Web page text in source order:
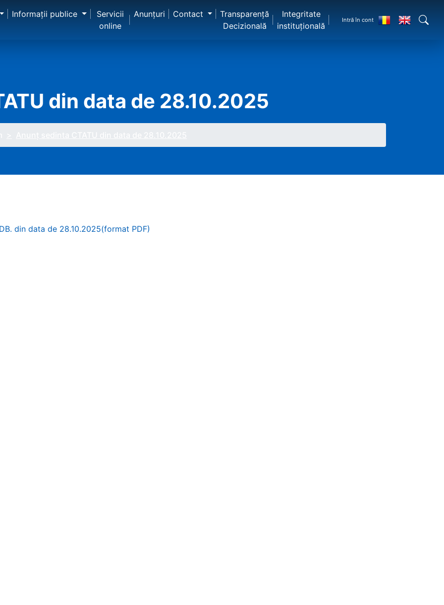
Informaţii publice
Servicii
online
Anunţuri Contact
Transparență
Decizională
Integritate
instituțională
Intră în cont
din data de 28.10.2025
din data de 28.10.2025(format PDF)